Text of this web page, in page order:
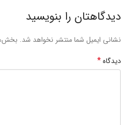
دیدگاهتان را بنویسید
نشانی ایمیل شما منتشر نخواهد شد.
دیدگاه*